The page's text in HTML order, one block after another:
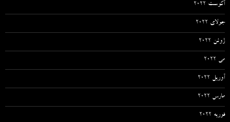
آگوست 2022
جولای 2022
ژوئن 2022
می 2022
آوریل 2022
مارس 2022
فوریه 2022